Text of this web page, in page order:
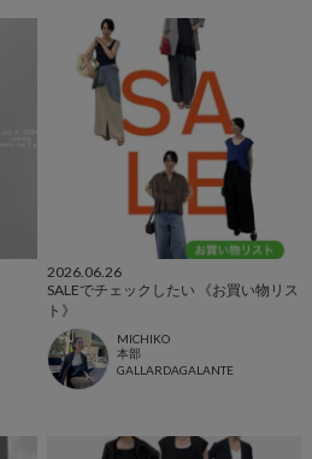
2026.06.26
SALEでチェックしたい 《お買い物リス
ト》
MICHIKO
本部
GALLARDAGALANTE